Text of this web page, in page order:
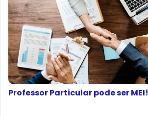
Professor Particular pode ser MEI!